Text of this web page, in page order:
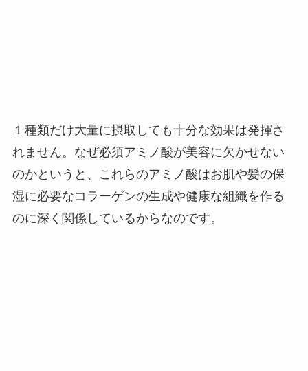
１種類だけ大量に摂取しても十分な効果は発揮さ
れません。なぜ必須アミノ酸が美容に欠かせない
のかというと、これらのアミノ酸はお肌や髪の保
湿に必要なコラーゲンの生成や健康な組織を作る
のに深く関係しているからなのです。